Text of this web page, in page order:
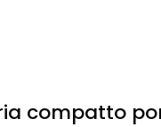
compatto